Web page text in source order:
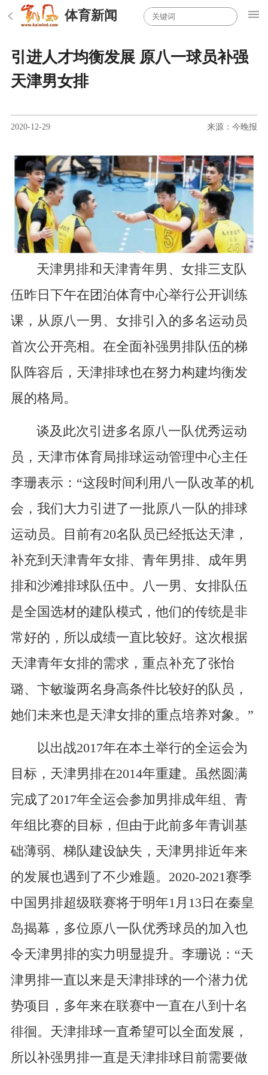
体育新闻
引进人才均衡发展 原八一球员补强
天津男女排
2020-12-29 来源：今晚报
天津男排和天津青年男、女排三支队
伍昨日下午在团泊体育中心举行公开训练
课，从原八一男、女排引入的多名运动员
首次公开亮相。在全面补强男排队伍的梯
队阵容后，天津排球也在努力构建均衡发
展的格局。
谈及此次引进多名原八一队优秀运动
员，天津市体育局排球运动管理中心主任
李珊表示：“这段时间利用八一队改革的机
会，我们大力引进了一批原八一队的排球
运动员。目前有20名队员已经抵达天津，
补充到天津青年女排、青年男排、成年男
排和沙滩排球队伍中。八一男、女排队伍
是全国选材的建队模式，他们的传统是非
常好的，所以成绩一直比较好。这次根据
天津青年女排的需求，重点补充了张怡
璐、卞敏璇两名身高条件比较好的队员，
她们未来也是天津女排的重点培养对象。”
以出战2017年在本土举行的全运会为
目标，天津男排在2014年重建。虽然圆满
完成了2017年全运会参加男排成年组、青
年组比赛的目标，但由于此前多年青训基
础薄弱、梯队建设缺失，天津男排近年来
的发展也遇到了不少难题。2020-2021赛季
中国男排超级联赛将于明年1月13日在秦皇
岛揭幕，多位原八一队优秀球员的加入也
令天津男排的实力明显提升。李珊说：“天
津男排一直以来是天津排球的一个潜力优
势项目，多年来在联赛中一直在八到十名
徘徊。天津排球一直希望可以全面发展，
所以补强男排一直是天津排球目前需要做